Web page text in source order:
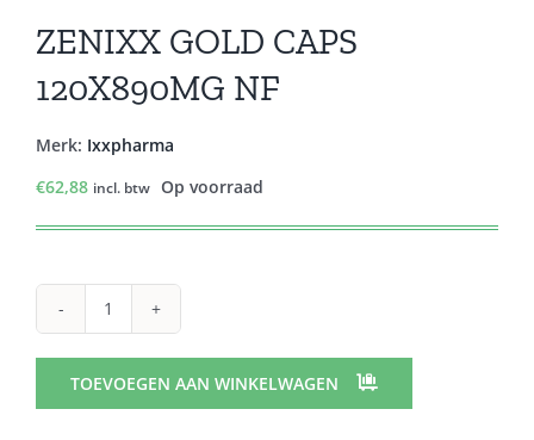
ZENIXX GOLD CAPS
120X890MG NF
Merk: Ixxpharma
€62,88 incl. btw Op voorraad
ZENIXX
CAPS
120X890MG
TOEVOEGEN AAN WINKELWAGEN